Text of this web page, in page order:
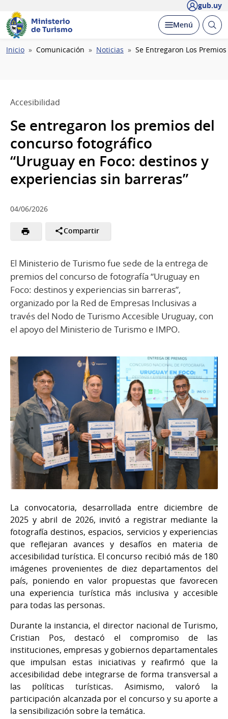
gub.uy
Ministerio
de Turismo
Desplegar
Menú Abrir
Ruta
Inicio Comunicación Noticias Se Entregaron Los
Accesibilidad
Se entregaron los premios del
concurso fotográfico
“Uruguay en Foco: destinos y
experiencias sin barreras”
04/06/2026
Compartir
El Ministerio de Turismo fue sede de la entrega de
premios del concurso de fotografía “Uruguay en
Foco: destinos y experiencias sin barreras”,
organizado por la Red de Empresas Inclusivas a
través del Nodo de Turismo Accesible Uruguay, con
el apoyo del Ministerio de Turismo e IMPO.
La convocatoria, desarrollada entre diciembre de
2025 y abril de 2026, invitó a registrar mediante la
fotografía destinos, espacios, servicios y experiencias
que reflejaran avances y desafíos en materia de
accesibilidad turística. El concurso recibió más de 180
imágenes provenientes de diez departamentos del
país, poniendo en valor propuestas que favorecen
una experiencia turística más inclusiva y accesible
para todas las personas.
Durante la instancia, el director nacional de Turismo,
Cristian Pos, destacó el compromiso de las
instituciones, empresas y gobiernos departamentales
que impulsan estas iniciativas y reafirmó que la
accesibilidad debe integrarse de forma transversal a
las políticas turísticas. Asimismo, valoró la
participación alcanzada por el concurso y su aporte a
la sensibilización sobre la temática.